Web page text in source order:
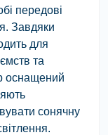
передові
Завдяки
для
та
оснащений
сонячну